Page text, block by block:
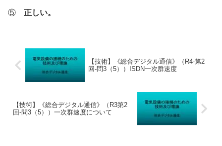
⑤ 正しい。
【技術】《総合デジタル通信》（R4-第2
回-問3（5））ISDN一次群速度
【技術】《総合デジタル通信》（R3第2
回-問3（5））一次群速度について